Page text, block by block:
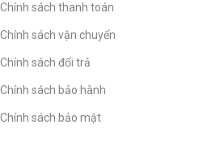
Chính sách thanh toán
Chính sách vận chuyển
Chính sách đổi trả
Chính sách bảo hành
Chính sách bảo mật